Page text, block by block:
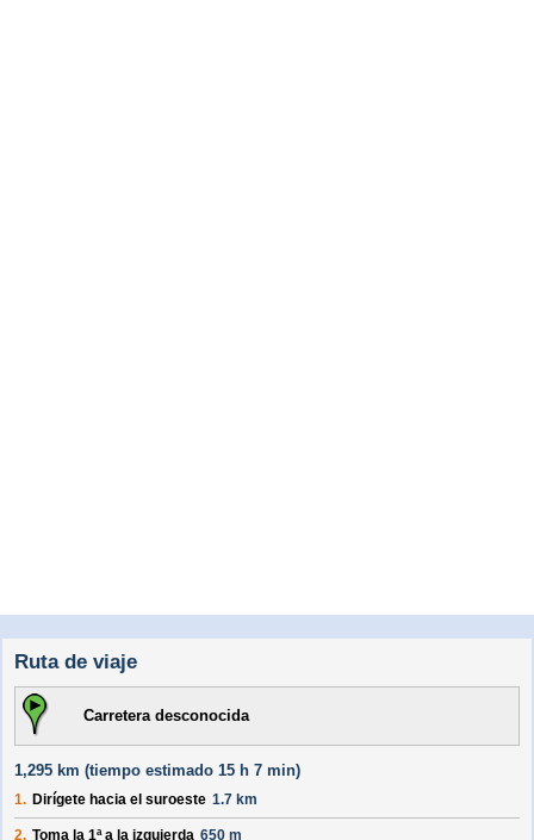
Ruta de viaje
Carretera desconocida
1,295 km (tiempo estimado 15 h 7 min)
1. Dirígete hacia el suroeste 1.7 km
2. Toma la 1ª a la izquierda 650 m